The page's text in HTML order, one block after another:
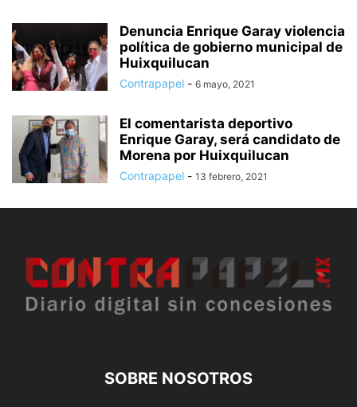
Denuncia Enrique Garay violencia
política de gobierno municipal de
Huixquilucan
Contrapapel - 6 mayo, 2021
El comentarista deportivo
Enrique Garay, será candidato de
Morena por Huixquilucan
Contrapapel - 13 febrero, 2021
SOBRE NOSOTROS